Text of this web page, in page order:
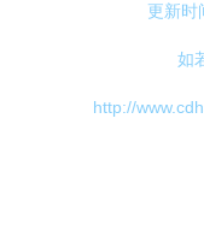
更新时
如
http://